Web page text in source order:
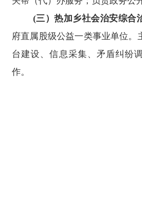
(三）热加乡社会治安综合
府直属股级公益一类事业单位。
台建设、信息采集、矛盾纠纷
作。